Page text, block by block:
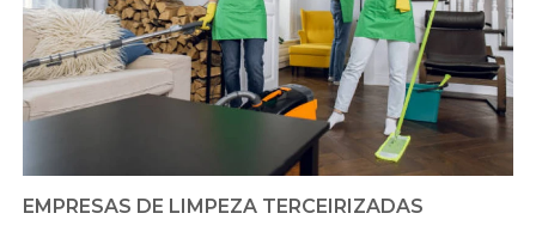
EMPRESAS DE LIMPEZA TERCEIRIZADAS